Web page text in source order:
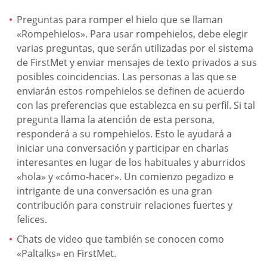
Preguntas para romper el hielo que se llaman
«Rompehielos». Para usar rompehielos, debe elegir
varias preguntas, que serán utilizadas por el sistema
de FirstMet y enviar mensajes de texto privados a sus
posibles coincidencias. Las personas a las que se
enviarán estos rompehielos se definen de acuerdo
con las preferencias que establezca en su perfil. Si tal
pregunta llama la atención de esta persona,
responderá a su rompehielos. Esto le ayudará a
iniciar una conversación y participar en charlas
interesantes en lugar de los habituales y aburridos
«hola» y «cómo-hacer». Un comienzo pegadizo e
intrigante de una conversación es una gran
contribución para construir relaciones fuertes y
felices.
Chats de video que también se conocen como
«Paltalks» en FirstMet.